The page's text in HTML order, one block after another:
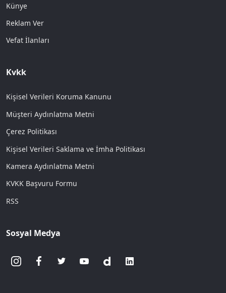
Künye
Reklam Ver
Vefat İlanları
Kvkk
Kişisel Verileri Koruma Kanunu
Müşteri Aydınlatma Metni
Çerez Politikası
Kişisel Verileri Saklama ve İmha Politikası
Kamera Aydınlatma Metni
KVKK Başvuru Formu
RSS
Sosyal Medya